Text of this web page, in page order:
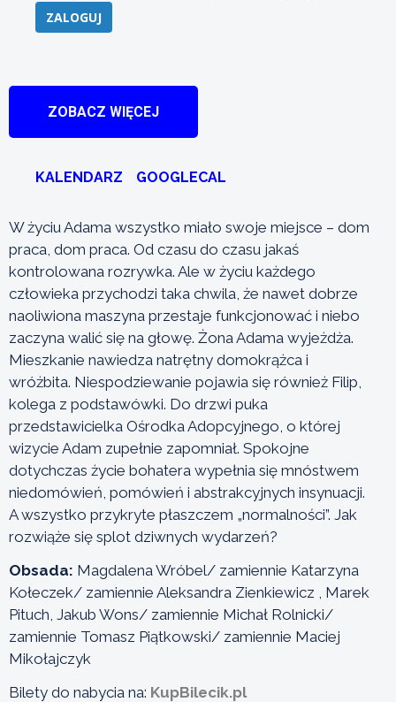
ZALOGUJ
ZOBACZ WIĘCEJ
KALENDARZ GOOGLECAL
W życiu Adama wszystko miało swoje miejsce – dom
praca, dom praca. Od czasu do czasu jakaś
kontrolowana rozrywka. Ale w życiu każdego
człowieka przychodzi taka chwila, że nawet dobrze
naoliwiona maszyna przestaje funkcjonować i niebo
zaczyna walić się na głowę. Żona Adama wyjeżdża.
Mieszkanie nawiedza natrętny domokrążca i
wróżbita. Niespodziewanie pojawia się również Filip,
kolega z podstawówki. Do drzwi puka
przedstawicielka Ośrodka Adopcyjnego, o której
wizycie Adam zupełnie zapomniał. Spokojne
dotychczas życie bohatera wypełnia się mnóstwem
niedomówień, pomówień i abstrakcyjnych insynuacji.
A wszystko przykryte płaszczem „normalności”. Jak
rozwiąże się splot dziwnych wydarzeń?
Obsada: Magdalena Wróbel/ zamiennie Katarzyna
Kołeczek/ zamiennie Aleksandra Zienkiewicz , Marek
Pituch, Jakub Wons/ zamiennie Michał Rolnicki/
zamiennie Tomasz Piątkowski/ zamiennie Maciej
Mikołajczyk
Bilety do nabycia na: KupBilecik.pl